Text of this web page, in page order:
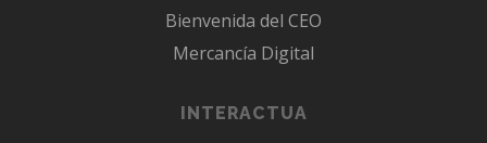
Bienvenida del CEO
Mercancía Digital
INTERACTUA